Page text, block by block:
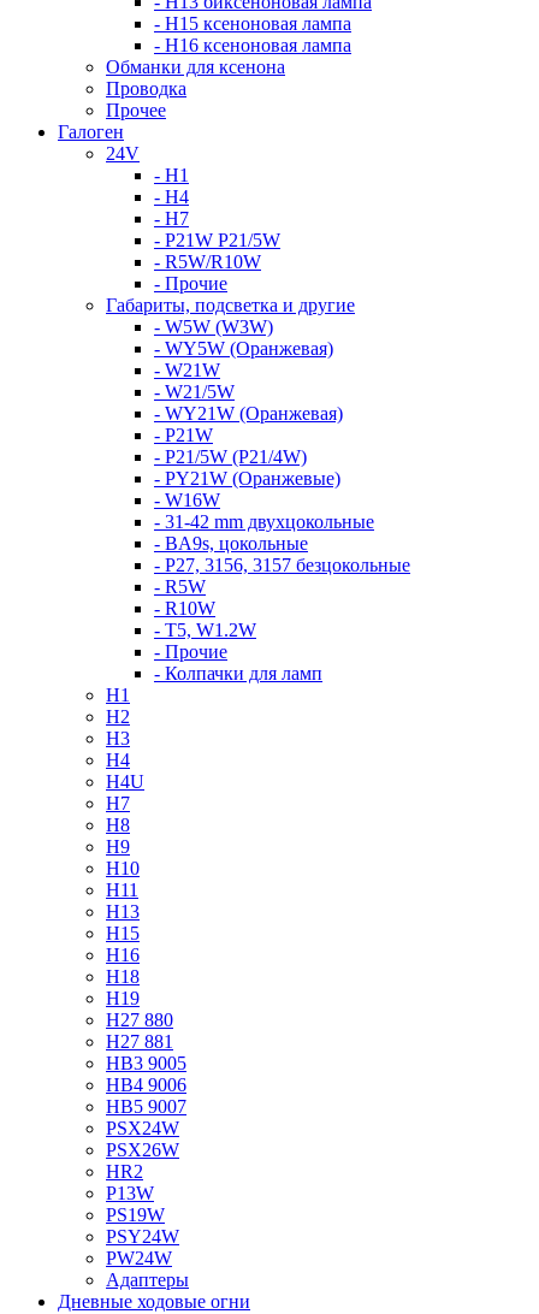
- H15 ксеноновая лампа
- H16 ксеноновая лампа
Обманки для ксенона
Проводка
Прочее
Галоген
24V
- H1
- H4
- H7
- P21W P21/5W
- R5W/R10W
- Прочие
Габариты, подсветка и другие
- W5W (W3W)
- WY5W (Оранжевая)
- W21W
- W21/5W
- WY21W (Оранжевая)
- P21W
- P21/5W (P21/4W)
- PY21W (Оранжевые)
- W16W
- 31-42 mm двухцокольные
- BA9s, цокольные
- P27, 3156, 3157 безцокольные
- R5W
- R10W
- T5, W1.2W
- Прочие
- Колпачки для ламп
H1
H2
H3
H4
H4U
H7
H8
H9
H10
H11
H13
H15
H16
H18
H19
H27 880
H27 881
HB3 9005
HB4 9006
HB5 9007
PSX24W
PSX26W
HR2
P13W
PS19W
PSY24W
PW24W
Адаптеры
Дневные ходовые огни